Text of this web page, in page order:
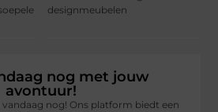
designmeubelen
nog met jouw
avontuur!
vandaag nog! Ons platform biedt een